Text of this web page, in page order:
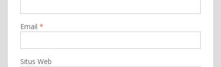
Email *
Situs Web